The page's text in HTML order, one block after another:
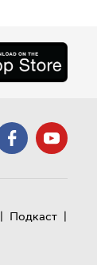
| Подкаст |